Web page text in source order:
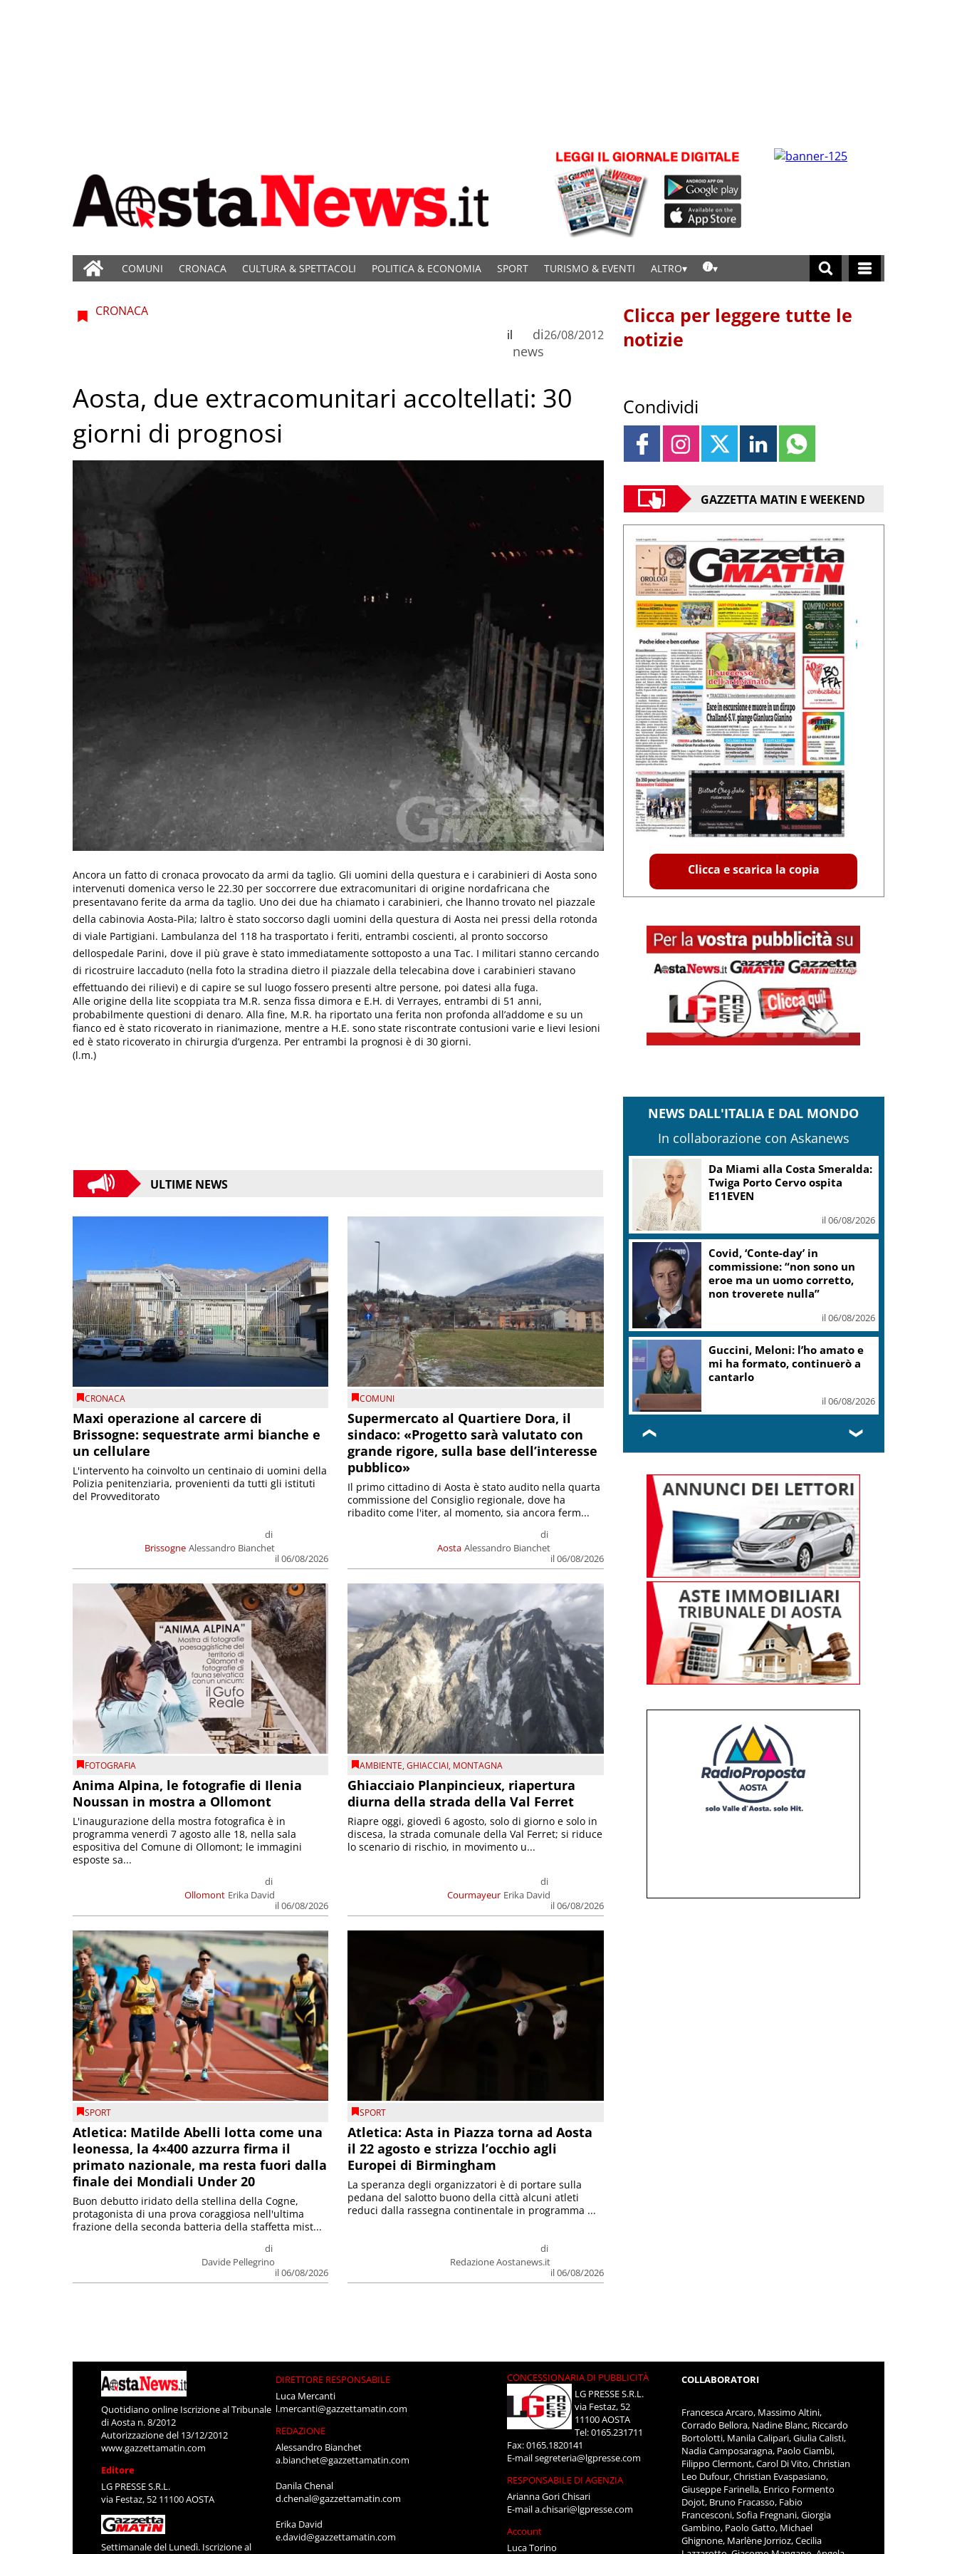
COMUNI CRONACA CULTURA & SPETTACOLI POLITICA & ECONOMIA SPORT TURISMO & EVENTI ALTRO
CRONACA
di
news
il 26/08/2012
Aosta, due extracomunitari accoltellati: 30
giorni di prognosi
Ancora un fatto di cronaca provocato da armi da taglio. Gli uomini della questura e i carabinieri di Aosta sono
intervenuti domenica verso le 22.30 per soccorrere due extracomunitari di origine nordafricana che
presentavano ferite da arma da taglio. Uno dei due ha chiamato i carabinieri, che lhanno trovato nel piazzale
della cabinovia Aosta-Pila; laltro è stato soccorso dagli uomini della questura di Aosta nei pressi della rotonda
di viale Partigiani. Lambulanza del 118 ha trasportato i feriti, entrambi coscienti, al pronto soccorso
dellospedale Parini, dove il più grave è stato immediatamente sottoposto a una Tac. I militari stanno cercando
di ricostruire laccaduto (nella foto la stradina dietro il piazzale della telecabina dove i carabinieri stavano
effettuando dei rilievi) e di capire se sul luogo fossero presenti altre persone, poi datesi alla fuga.
Alle origine della lite scoppiata tra M.R. senza fissa dimora e E.H. di Verrayes, entrambi di 51 anni,
probabilmente questioni di denaro. Alla fine, M.R. ha riportato una ferita non profonda all’addome e su un
fianco ed è stato ricoverato in rianimazione, mentre a H.E. sono state riscontrate contusioni varie e lievi lesioni
ed è stato ricoverato in chirurgia d’urgenza. Per entrambi la prognosi è di 30 giorni.
(l.m.)
ULTIME NEWS
CRONACA
Maxi operazione al carcere di
Brissogne: sequestrate armi bianche e
un cellulare
Brissogne
di
Alessandro Bianchet
il 06/08/2026
L'intervento ha coinvolto un centinaio di uomini della
Polizia penitenziaria, provenienti da tutti gli istituti
del Provveditorato
COMUNI
Supermercato al Quartiere Dora, il
sindaco: «Progetto sarà valutato con
grande rigore, sulla base dell’interesse
pubblico»
Aosta
di
Alessandro Bianchet
il 06/08/2026
Il primo cittadino di Aosta è stato audito nella quarta
commissione del Consiglio regionale, dove ha
ribadito come l'iter, al momento, sia ancora ferm...
FOTOGRAFIA
Anima Alpina, le fotografie di Ilenia
Noussan in mostra a Ollomont
Ollomont
di
Erika David
il 06/08/2026
L'inaugurazione della mostra fotografica è in
programma venerdì 7 agosto alle 18, nella sala
espositiva del Comune di Ollomont; le immagini
esposte sa...
AMBIENTE,GHIACCIAI, MONTAGNA
Ghiacciaio Planpincieux, riapertura
diurna della strada della Val Ferret
Courmayeur
di
Erika David
il 06/08/2026
Riapre oggi, giovedì 6 agosto, solo di giorno e solo in
discesa, la strada comunale della Val Ferret; si riduce
lo scenario di rischio, in movimento u...
SPORT
Atletica: Matilde Abelli lotta come una
leonessa, la 4×400 azzurra firma il
primato nazionale, ma resta fuori dalla
finale dei Mondiali Under 20
di
Davide Pellegrino
il 06/08/2026
Buon debutto iridato della stellina della Cogne,
protagonista di una prova coraggiosa nell'ultima
frazione della seconda batteria della staffetta mist...
SPORT
Atletica: Asta in Piazza torna ad Aosta
il 22 agosto e strizza l’occhio agli
Europei di Birmingham
di
Redazione Aostanews.it
il 06/08/2026
La speranza degli organizzatori è di portare sulla
pedana del salotto buono della città alcuni atleti
reduci dalla rassegna continentale in programma ...
Clicca per leggere tutte le
notizie
Condividi
GAZZETTA MATIN E WEEKEND
Clicca e scarica la copia
NEWS DALL'ITALIA E DAL MONDO
In collaborazione con Askanews
Da Miami alla Costa Smeralda:
Twiga Porto Cervo ospita
E11EVEN
il 06/08/2026
Covid, ‘Conte-day’ in
commissione: “non sono un
eroe ma un uomo corretto,
non troverete nulla”
il 06/08/2026
Guccini, Meloni: l’ho amato e
mi ha formato, continuerò a
cantarlo
il 06/08/2026
❮ ❯
Quotidiano online Iscrizione al Tribunale
di Aosta n. 8/2012
Autorizzazione del 13/12/2012
www.gazzettamatin.com
Editore
LG PRESSE S.R.L.
via Festaz, 52 11100 AOSTA
Settimanale del Lunedì. Iscrizione al
DIRETTORE RESPONSABILE
Luca Mercanti
l.mercanti@gazzettamatin.com
REDAZIONE
Alessandro Bianchet
a.bianchet@gazzettamatin.com
Danila Chenal
d.chenal@gazzettamatin.com
Erika David
e.david@gazzettamatin.com
CONCESSIONARIA DI PUBBLICITÀ
LG PRESSE S.R.L.
via Festaz, 52
11100 AOSTA
Tel: 0165.231711
Fax: 0165.1820141
E-mailsegreteria@lgpresse.com
RESPONSABILE DI AGENZIA
Arianna Gori Chisari
E-maila.chisari@lgpresse.com
Account
Luca Torino
COLLABORATORI
Francesca Arcaro, Massimo Altini,
Corrado Bellora, Nadine Blanc, Riccardo
Bortolotti, Manila Calipari, Giulia Calisti,
Nadia Camposaragna, Paolo Ciambi,
Filippo Clermont, Carol Di Vito, Christian
Leo Dufour, Christian Evaspasiano,
Giuseppe Farinella, Enrico Formento
Dojot, Bruno Fracasso, Fabio
Francesconi, Sofia Fregnani, Giorgia
Gambino, Paolo Gatto, Michael
Ghignone, Marlène Jorrioz, Cecilia